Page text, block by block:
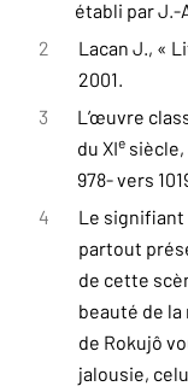
établi par J.-
2
Lacan J., «
2001.
3
L’œuvre
du XIe siècle,
978- vers
4
Le
partout
de cette
beauté de la
de Rokujô
jalousie,